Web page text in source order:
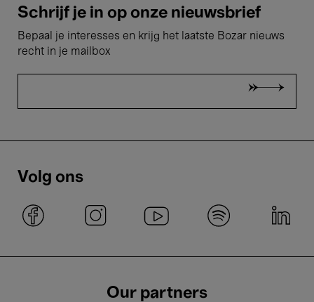
Schrijf je in op onze nieuwsbrief
Bepaal je interesses en krijg het laatste Bozar nieuws
recht in je mailbox
Volg ons
Our partners